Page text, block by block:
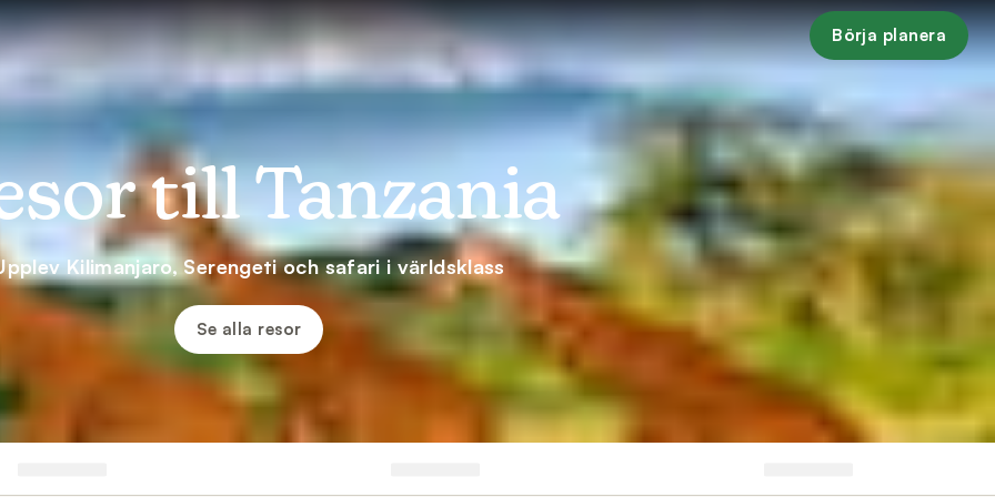
Börja planera
till Tanzania
Kilimanjaro, Serengeti och safari i världsklass
Se alla resor